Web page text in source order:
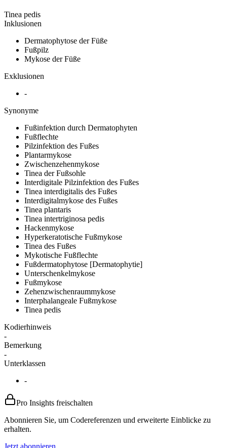
Tinea pedis
Inklusionen
Dermatophytose der Füße
Fußpilz
Mykose der Füße
Exklusionen
-
Synonyme
Fußinfektion durch Dermatophyten
Fußflechte
Pilzinfektion des Fußes
Plantarmykose
Zwischenzehenmykose
Tinea der Fußsohle
Interdigitale Pilzinfektion des Fußes
Tinea interdigitalis des Fußes
Interdigitalmykose des Fußes
Tinea plantaris
Tinea intertriginosa pedis
Hackenmykose
Hyperkeratotische Fußmykose
Tinea des Fußes
Mykotische Fußflechte
Fußdermatophytose [Dermatophytie]
Unterschenkelmykose
Fußmykose
Zehenzwischenraummykose
Interphalangeale Fußmykose
Tinea pedis
Kodierhinweis
-
Bemerkung
-
Unterklassen
-
Pro Insights freischalten
Abonnieren Sie, um Codereferenzen und erweiterte Einblicke zu
erhalten.
Jetzt abonnieren